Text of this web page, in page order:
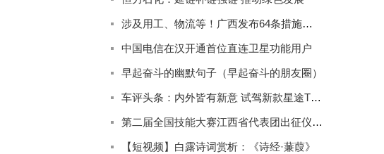
涉及用工、物流等！广西发布64条措施推动实体经济高质量发展
中国电信在汉开通首位直连卫星功能用户
早起奋斗的幽默句子（早起奋斗的朋友圈）
车评头条：内外皆有新意 试驾新款星途TXL四驱星尊版
第二届全国技能大赛江西省代表团出征仪式在南昌举行
【短视频】白露诗词赏析：《诗经·蒹葭》